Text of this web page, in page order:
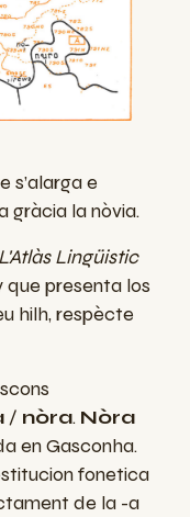
s’alarga e
gràcia la nòvia.
L'Atlàs Lingüistic
que presenta los
hilh, respècte
/ nòra. Nòra
en Gasconha.
fonetica
de la -a